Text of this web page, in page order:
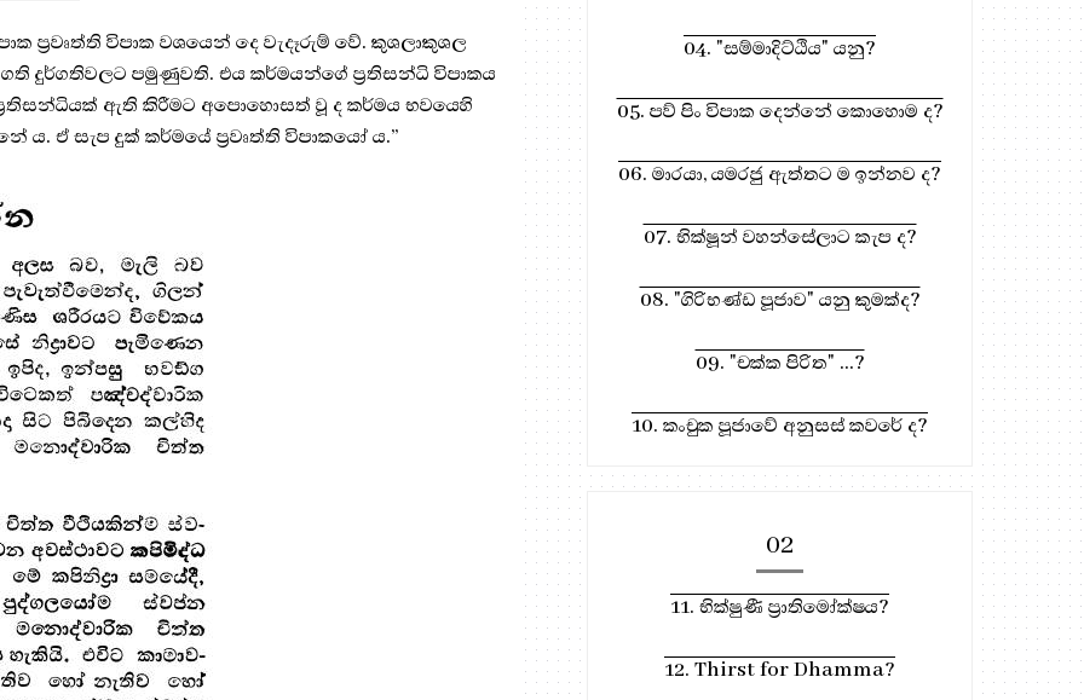
ප්‍ර‍වෘත්ති විපාක වශයෙන් දෙ වැදෑරුම් වේ. කුශලාකුශල
දුර්ගතිවලට පමුණුවති. එය කර්මයන්ගේ ප්‍ර‍තිසන්ධි විපාකය
ඇති කිරීමට අපොහොසත් වූ ද කර්මය භවයෙහි
ඒ සැප දුක් කර්මයේ ප්‍ර‍වෘත්ති විපාකයෝ ය.”
04. "සම්මාදිට්ඨිය" යනු?
05. පව් පිං විපාක දෙන්නේ කොහොම ද?
06. මාරයා, යමරජු ඇත්තට ම ඉන්නව ද?
07. භික්ෂූන් වහන්සේලාට කැප ද?
08. "ගිරිභණ්ඩ පූජාව" යනු කුමක්ද?
09. "චක්ක පිරිත" ...?
10. කංචුක පූජාවේ අනුසස් කවරේ ද?
02
11. භික්ෂුණී ප්‍රාතිමෝක්ෂය?
12. Thirst for Dhamma?